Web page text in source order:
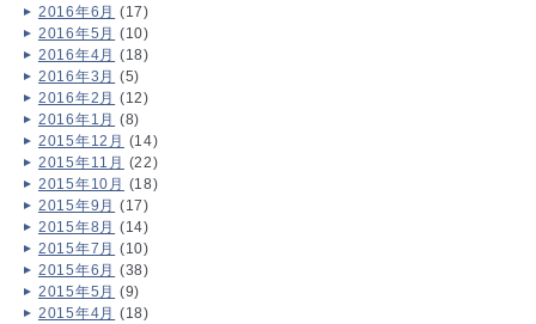
2016年6月 (17)
2016年5月 (10)
2016年4月 (18)
2016年3月 (5)
2016年2月 (12)
2016年1月 (8)
2015年12月 (14)
2015年11月 (22)
2015年10月 (18)
2015年9月 (17)
2015年8月 (14)
2015年7月 (10)
2015年6月 (38)
2015年5月 (9)
2015年4月 (18)